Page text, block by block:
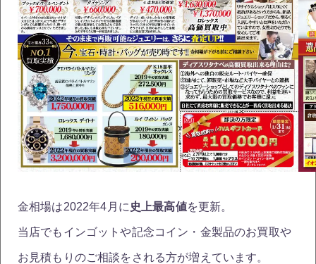
金相場は2022年4月に 史上最高値を更新。
当店でもインゴットや記念コイン・金製品のお買取や
お見積もりのご相談をされる方が増えています。